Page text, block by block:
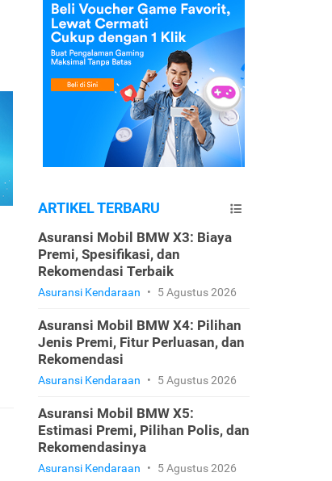
ARTIKEL TERBARU
Asuransi Mobil BMW X3: Biaya
Premi, Spesifikasi, dan
Rekomendasi Terbaik
Asuransi Kendaraan • 5 Agustus 2026
Asuransi Mobil BMW X4: Pilihan
Jenis Premi, Fitur Perluasan, dan
Rekomendasi
Asuransi Kendaraan • 5 Agustus 2026
Asuransi Mobil BMW X5:
Estimasi Premi, Pilihan Polis, dan
Rekomendasinya
Asuransi Kendaraan • 5 Agustus 2026